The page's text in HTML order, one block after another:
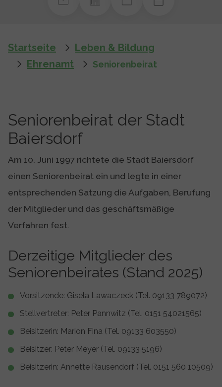
Startseite
Leben & Bildung
Ehrenamt
Seniorenbeirat
Seniorenbeirat der Stadt
Baiersdorf
Am 10. Juni 1997 richtete die Stadt Baiersdorf
einen Seniorenbeirat ein und legte in einer
entsprechenden Satzung die Aufgaben, Berufung
der Mitglieder und das geschäftsmäßige
Verfahren fest.
Derzeitige Mitglieder des
Seniorenbeirates (Stand 2025)
Vorsitzende: Gisela Lawaczeck (Tel. 09133 789072)
Stellvertreter: Peter Pannwitz (Tel. 0151 54021565)
Beisitzerin: Marion Fina (Tel. 09133 603550)
Beisitzer: Peter Meyer (Tel. 09133 5196)
Beisitzerin: Annette Rausendorf (Tel. 0151 560 10509)